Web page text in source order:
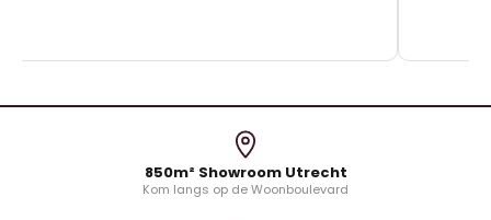
850m² Showroom Utrecht
Kom langs op de Woonboulevard